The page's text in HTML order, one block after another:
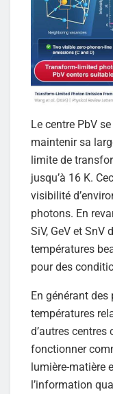
Le centre PbV
maintenir sa
limite de
jusqu’à 16 K.
visibilité
photons. En
SiV, GeV et SnV
températures
pour des
En générant
températures
d’autres centres
fonctionner
lumière-matière
l’information